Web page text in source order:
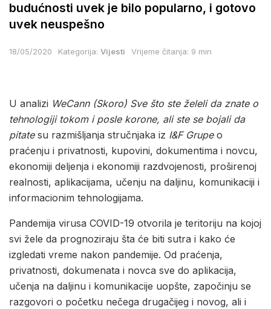
budućnosti uvek je bilo popularno, i gotovo
uvek neuspešno
18/05/2020 Kategorija: Vijesti Vrijeme čitanja: 9 min
U analizi WeCann (Skoro) Sve što ste želeli da znate o
tehnologiji tokom i posle korone, ali ste se bojali da
pitatesu razmišljanja stručnjaka iz I&FGrupeo
praćenju i privatnosti, kupovini, dokumentima i novcu,
ekonomiji deljenja i ekonomiji razdvojenosti, proširenoj
realnosti, aplikacijama, učenju na daljinu, komunikaciji i
informacionim tehnologijama.
Pandemija virusa COVID-19 otvorila je teritoriju na kojoj
svi žele da prognoziraju šta će biti sutra i kako će
izgledati vreme nakon pandemije. Od praćenja,
privatnosti, dokumenata i novca sve do aplikacija,
učenja na daljinu i komunikacije uopšte, započinju se
razgovori o početku nečega drugačijeg i novog, ali i